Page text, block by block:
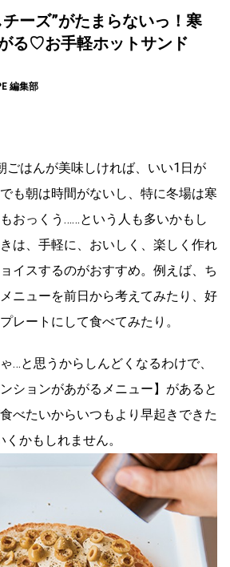
ーズ”がたまらないっ！寒
る♡お手軽ホットサンド
編集部
ごはんが美味しければ、いい1日が
も朝は時間がないし、特に冬場は寒
おっくう……という人も多いかもし
は、手軽に、おいしく、楽しく作れ
イスするのがおすすめ。例えば、ち
ニューを前日から考えてみたり、好
レートにして食べてみたり。
…と思うからしんどくなるわけで、
ションがあがるメニュー】があると
べたいからいつもより早起きできた
かもしれません。